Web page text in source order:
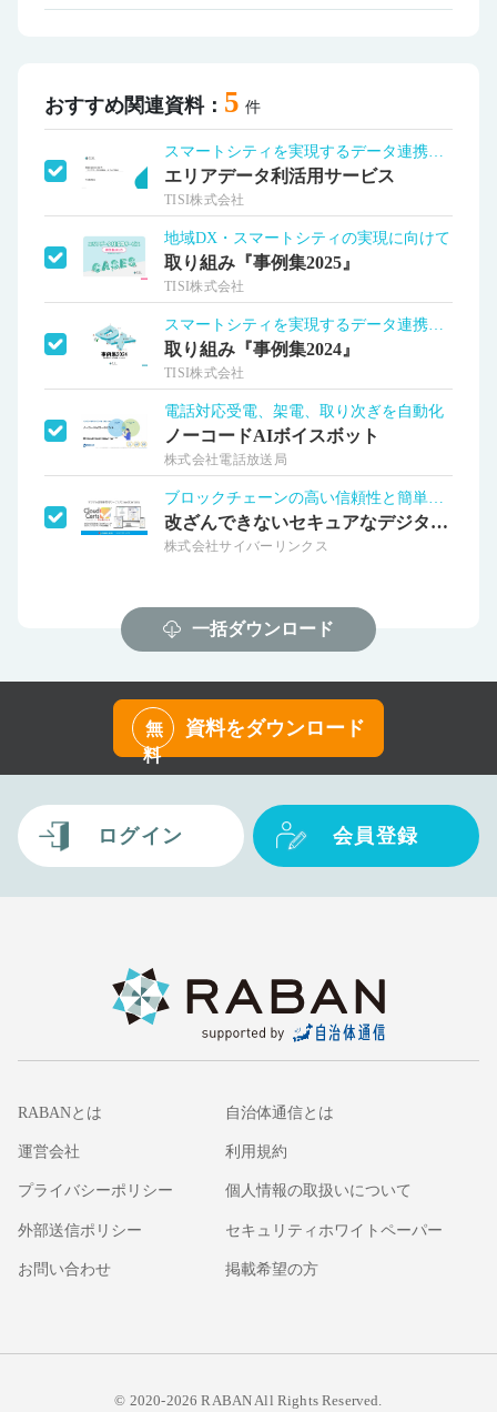
おすすめ関連資料： 5 件
エリアデータ利活用サービス
TISI株式会社
地域DX・スマートシティの実現に向けて
取り組み『事例集2025』
TISI株式会社
取り組み『事例集2024』
TISI株式会社
電話対応受電、架電、取り次ぎを自動化
ノーコードAIボイスボット
株式会社電話放送局
改ざんできないセキュアなデジタル証明書
株式会社サイバーリンクス
一括ダウンロード
無
料
資料をダウンロード
ログイン 会員登録
RABANとは 自治体通信とは
運営会社 利用規約
プライバシーポリシー 個人情報の取扱いについて
外部送信ポリシー セキュリティホワイトペーパー
お問い合わせ 掲載希望の方
© 2020-2026 RABAN All Rights Reserved.